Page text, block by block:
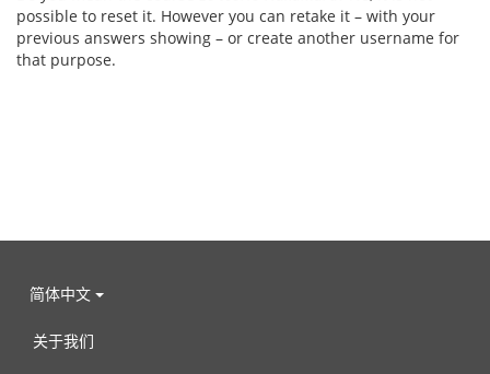
possible to reset it. However you can retake it – with your
previous answers showing – or create another username for
that purpose.
简体中文
关于我们